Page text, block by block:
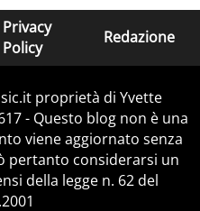
Privacy
Policy
Redazione
proprietà di Yvette
- Questo blog non è una
viene aggiornato senza
pertanto considerarsi un
della legge n. 62 del